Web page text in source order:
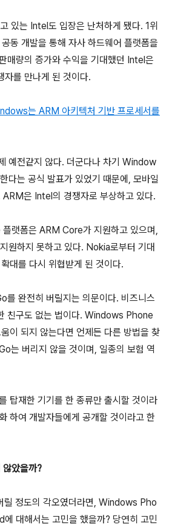
있는 Intel도 입장은 난처하게 됐다. 1위
동 개발을 통해 자사 하드웨어 플랫폼을
매량의 증가와 수익을 기대했던 Intel은
자를 만나게 된 것이다.
는 ARM 아키텍처 기반 프로세서를
예전같지 않다. 더군다나 차기 Window
다는 공식 발표가 있었기 때문에, 모바일
은 Intel의 경쟁자로 부상하고 있다.
랫폼은 ARM Core가 지원하고 있으며,
원하지 못하고 있다. Nokia로부터 기대
대를 다시 위협받게 된 것이다.
완전히 버릴지는 의문이다. 비즈니스
친구도 없는 법이다. Windows Phone
이 되지 않는다면 언제든 다른 방법을 찾
는 버리지 않을 것이며, 일종의 보험 역
탑재한 기기를 한 종류만 출시할 것이라
하여 개발자들에게 공개할 것이라고 한
았을까?
정도의 각오였더라면, Windows Pho
대해서는 고민을 했을까? 당연히 고민